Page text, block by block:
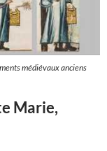
médiévaux anciens
Marie,